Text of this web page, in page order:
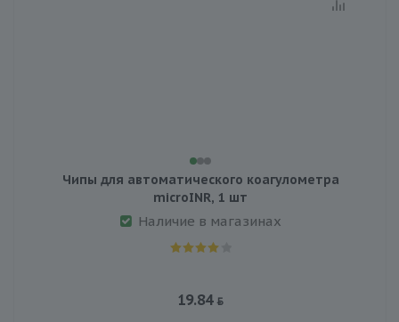
Чипы для автоматического коагулометра
microINR, 1 шт
Наличие в магазинах
19.84